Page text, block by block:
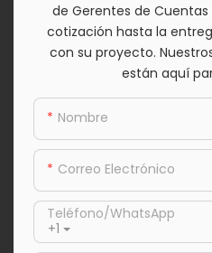
de Gerentes de
cotización hasta la
con su proyecto.
están aquí
Nombre
Correo Electrónico
+1
Teléfono/WhatsApp